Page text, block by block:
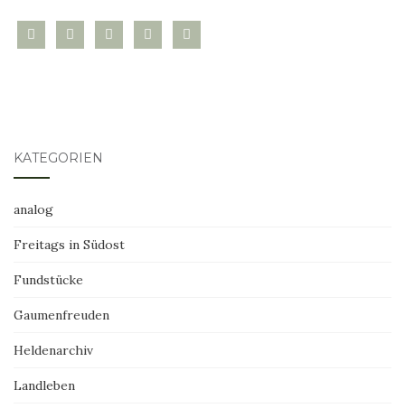
bloglovininstagramtwitter pinterest
mail
KATEGORIEN
analog
Freitags in Südost
Fundstücke
Gaumenfreuden
Heldenarchiv
Landleben